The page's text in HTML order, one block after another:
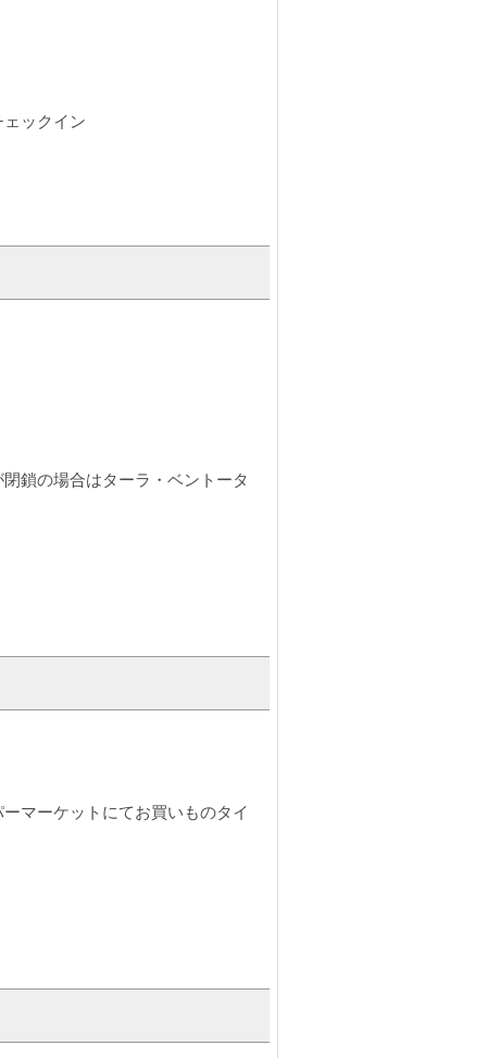
ックイン
鎖の場合はターラ・ベントータ
マーケットにてお買いものタイ